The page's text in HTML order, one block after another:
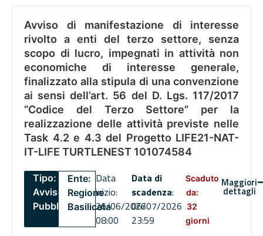
Avviso di manifestazione di interesse
rivolto a enti del terzo settore, senza
scopo di lucro, impegnati in attività non
economiche di interesse generale,
finalizzato alla stipula di una convenzione
ai sensi dell’art. 56 del D. Lgs. 117/2017
“Codice del Terzo Settore” per la
realizzazione delle attività previste nelle
Task 4.2 e 4.3 del Progetto LIFE21-NAT-
IT-LIFE TURTLENEST 101074584
Tipo:
Avviso
Pubblico
Ente:
Regione
Basilicata
Data
inizio:
26/06/2026
08:00
Data di
scadenza:
06/07/2026
23:59
Scaduto
da:
32
giorni
Maggiori
dettagli